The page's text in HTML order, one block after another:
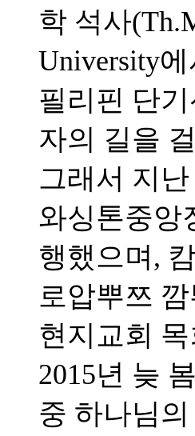
학 석사
University
필리핀 단
자의 길을
그래서 지
와싱톤중앙
행했으며,
로압뿌쯔
현지교회
2015년 늦
중 하나님